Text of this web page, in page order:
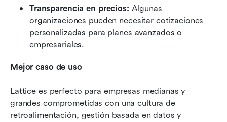
Transparencia en precios: Algunas
organizaciones pueden necesitar cotizaciones
personalizadas para planes avanzados o
empresariales.
Mejor caso de uso
Lattice es perfecto para empresas medianas y
grandes comprometidas con una cultura de
retroalimentación, gestión basada en datos y